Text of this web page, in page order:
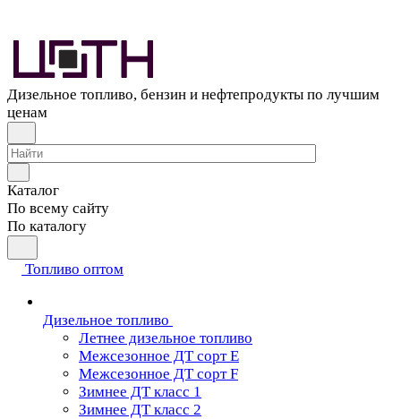
Дизельное топливо, бензин и нефтепродукты по лучшим
ценам
Каталог
По всему сайту
По каталогу
Топливо оптом
Дизельное топливо
Летнее дизельное топливо
Межсезонное ДТ сорт Е
Межсезонное ДТ сорт F
Зимнее ДТ класс 1
Зимнее ДТ класс 2